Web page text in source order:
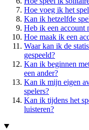
Hoe voeg ik het
Kan ik hetzelfde
Heb ik een account
Hoe maak ik een
Waar kan ik de
gespeeld?
Kan ik beginnen
een ander?
Kan ik mijn eigen
spelers?
Kan ik tijdens het
luisteren?